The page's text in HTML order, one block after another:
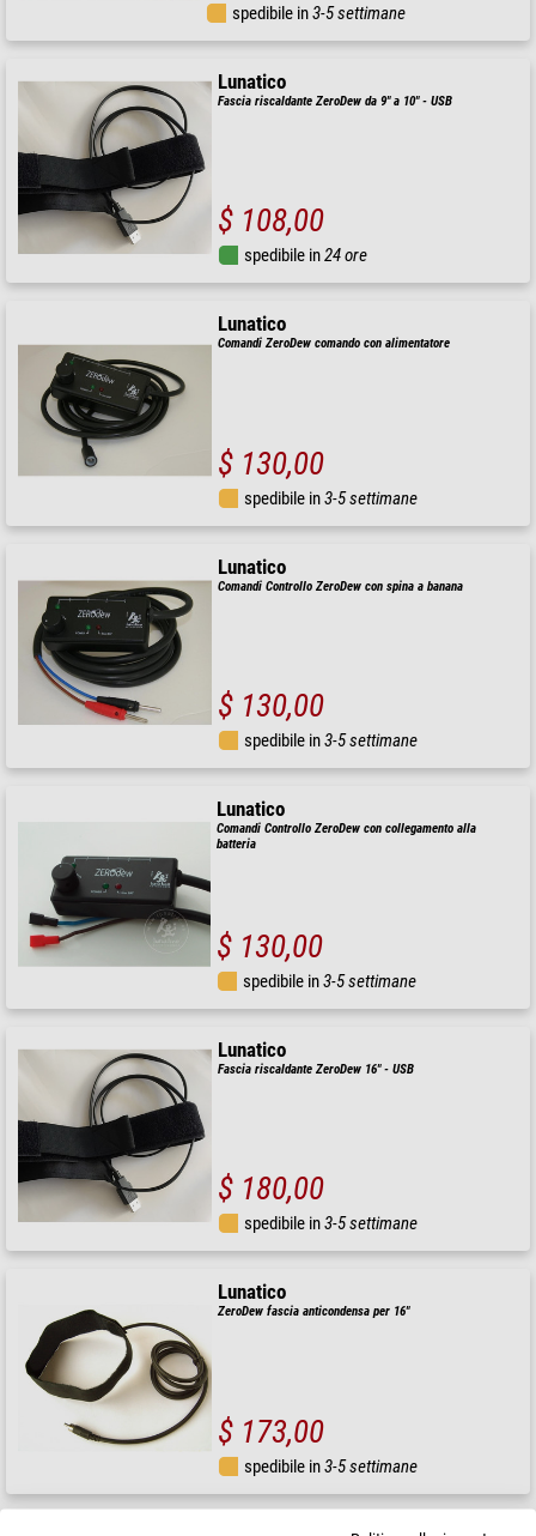
spedibile in3-5 settimane
Lunatico
Fascia riscaldante ZeroDew da 9" a 10" - USB
$ 108,00
spedibile in24 ore
Lunatico
Comandi ZeroDew comando con alimentatore
$ 130,00
spedibile in3-5 settimane
Lunatico
Comandi Controllo ZeroDew con spina a banana
$ 130,00
spedibile in3-5 settimane
Lunatico
Comandi Controllo ZeroDew con collegamento alla
batteria
$ 130,00
spedibile in3-5 settimane
Lunatico
Fascia riscaldante ZeroDew 16" - USB
$ 180,00
spedibile in3-5 settimane
Lunatico
ZeroDew fascia anticondensa per 16"
$ 173,00
spedibile in3-5 settimane